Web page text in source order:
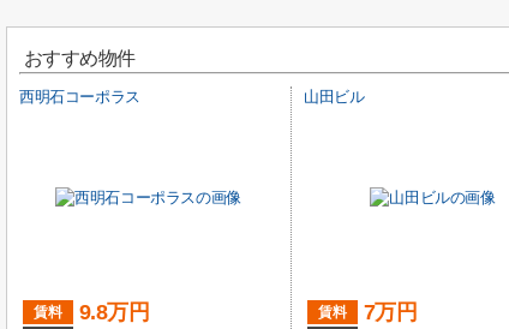
おすすめ物件
西明石コーポラス
賃料 9.8万円
山田ビル
賃料 7万円